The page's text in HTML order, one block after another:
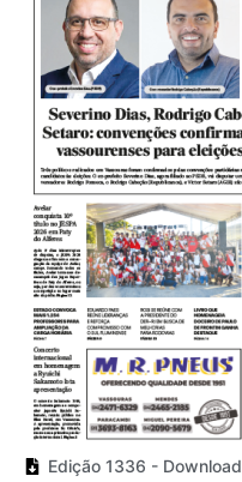
Edição 1336 - Download